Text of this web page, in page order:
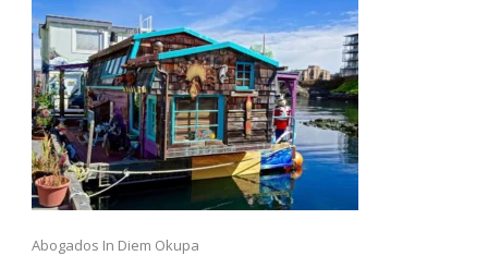
Abogados In Diem Okupa